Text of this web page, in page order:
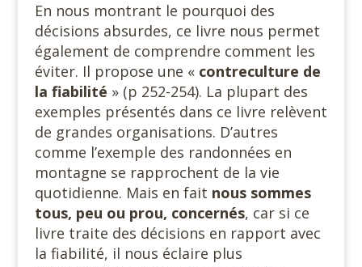
En nous montrant le pourquoi des
décisions absurdes, ce livre nous permet
également de comprendre comment les
éviter. Il propose une « contreculture de
la fiabilité » (p 252-254). La plupart des
exemples présentés dans ce livre relèvent
de grandes organisations. D’autres
comme l’exemple des randonnées en
montagne se rapprochent de la vie
quotidienne. Mais en fait nous sommes
tous, peu ou prou, concernés, car si ce
livre traite des décisions en rapport avec
la fiabilité, il nous éclaire plus